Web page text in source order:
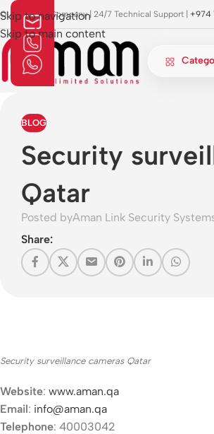
Skip to navigation
Skip to main content
Approved Company | 24/7 Technical Support | +974
BLOG
Security
Qatar
Posted byAman Link Security
Share:
Security surveillance cameras Qatar
Website: www.aman.qa
Email: info@aman.qa
Telephone: 40003042